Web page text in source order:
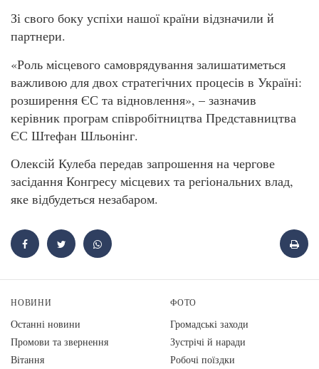
Зі свого боку успіхи нашої країни відзначили й
партнери.
«Роль місцевого самоврядування залишатиметься
важливою для двох стратегічних процесів в Україні:
розширення ЄС та відновлення», – зазначив
керівник програм співробітництва Представництва
ЄС Штефан Шльонінг.
Олексій Кулеба передав запрошення на чергове
засідання Конгресу місцевих та регіональних влад,
яке відбудеться незабаром.
НОВИНИ
Останні новини
Промови та звернення
Вiтання
ФОТО
Громадські заходи
Зустрічі й наради
Робочі поїздки